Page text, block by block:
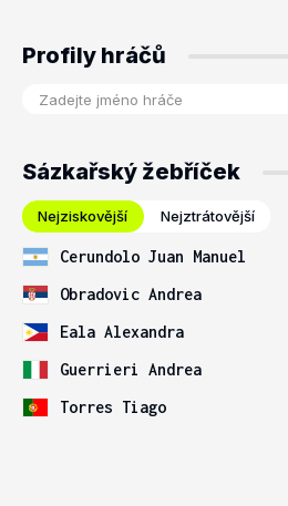
Profily hráčů
Sázkařský žebříček
Nejziskovější Nejztrátovější
Cerundolo Juan Manuel
Obradovic Andrea
Eala Alexandra
Guerrieri Andrea
Torres Tiago